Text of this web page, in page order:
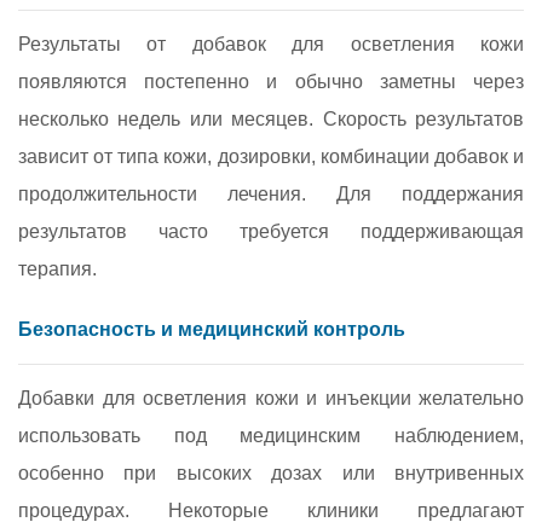
Результаты от добавок для осветления кожи
появляются постепенно и обычно заметны через
несколько недель или месяцев. Скорость результатов
зависит от типа кожи, дозировки, комбинации добавок и
продолжительности лечения. Для поддержания
результатов часто требуется поддерживающая
терапия.
Безопасность и медицинский контроль
Добавки для осветления кожи и инъекции желательно
использовать под медицинским наблюдением,
особенно при высоких дозах или внутривенных
процедурах. Некоторые клиники предлагают